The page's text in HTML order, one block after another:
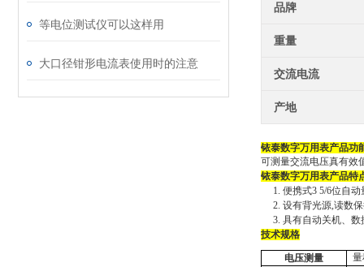
等电位测试仪可以这样用
大口径钳形电流表使用时的注意
品牌
重量
交流电流
产地
铱泰数字万用表产品功
可测量交流电压真有效
铱泰数字万用表产品特
1. 便携式3 5/6位自
2. 设有背光源,读数
3. 具有自动关机、
技术规格
电压测量